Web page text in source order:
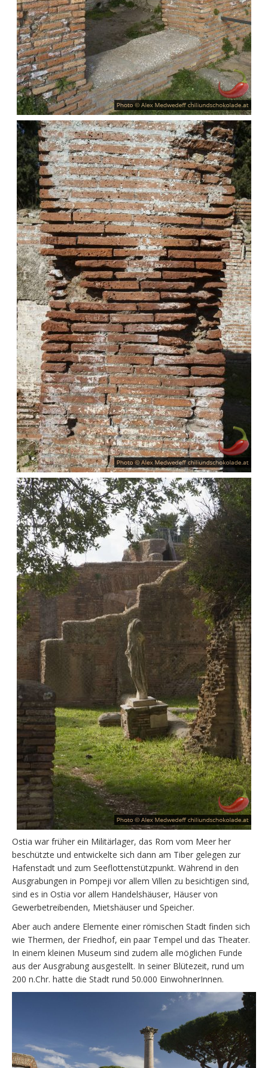
Ostia war früher ein Militärlager, das Rom vom Meer her
beschützte und entwickelte sich dann am Tiber gelegen zur
Hafenstadt und zum Seeflottenstützpunkt. Während in den
Ausgrabungen in Pompeji vor allem Villen zu besichtigen sind,
sind es in Ostia vor allem Handelshäuser, Häuser von
Gewerbetreibenden, Mietshäuser und Speicher.
Aber auch andere Elemente einer römischen Stadt finden sich
wie Thermen, der Friedhof, ein paar Tempel und das Theater.
In einem kleinen Museum sind zudem alle möglichen Funde
aus der Ausgrabung ausgestellt. In seiner Blütezeit, rund um
200 n.Chr. hatte die Stadt rund 50.000 EinwohnerInnen.